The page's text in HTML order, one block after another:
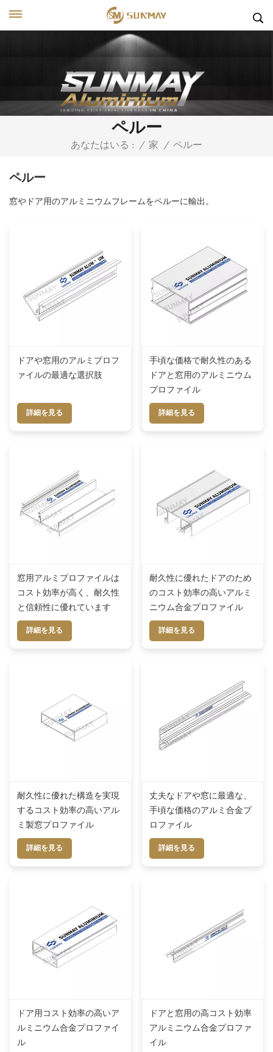
ペルー
あなたはいる : / 家 / ペルー
ペルー
窓やドア用のアルミニウムフレームをペルーに輸出。
ドアや窓用のアルミプロフ
ァイルの最適な選択肢
詳細を見る
手頃な価格で耐久性のある
ドアと窓用のアルミニウム
プロファイル
詳細を見る
窓用アルミプロファイルは
コスト効率が高く、耐久性
と信頼性に優れています
詳細を見る
耐久性に優れたドアのため
のコスト効率の高いアルミ
ニウム合金プロファイル
詳細を見る
耐久性に優れた構造を実現
するコスト効率の高いアル
ミ製窓プロファイル
詳細を見る
丈夫なドアや窓に最適な、
手頃な価格のアルミ合金プ
ロファイル
詳細を見る
ドア用コスト効率の高いア
ルミニウム合金プロファイ
ル
ドアと窓用の高コスト効率
アルミニウム合金プロファ
イル